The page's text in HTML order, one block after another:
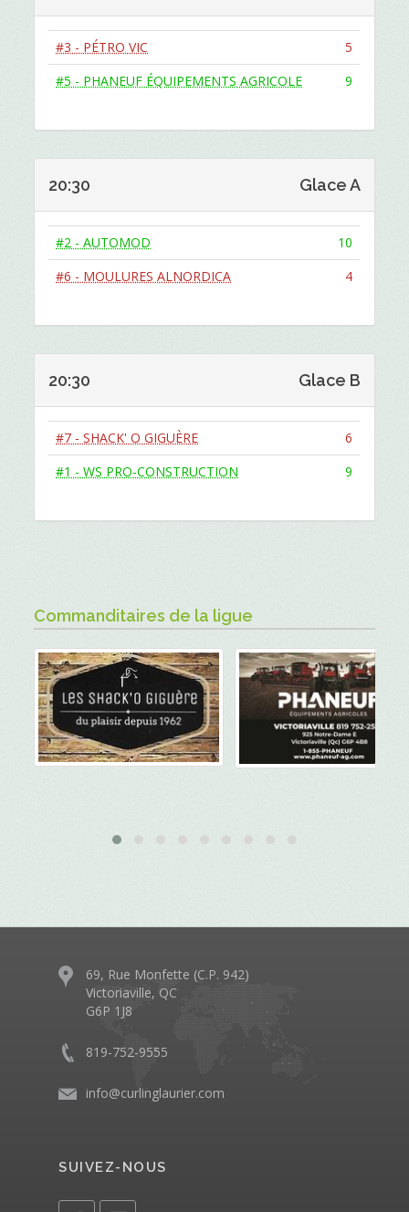
#3 - PÉTRO VIC
5
#5 - PHANEUF ÉQUIPEMENTS AGRICOLE
9
20:30 Glace A
#2 - AUTOMOD
10
#6 - MOULURES ALNORDICA
4
20:30 Glace B
#7 - SHACK' O GIGUÈRE
6
#1 - WS PRO-CONSTRUCTION
9
Commanditaires de la ligue
69, Rue Monfette (C.P. 942)
Victoriaville, QC
G6P 1J8
819-752-9555
info@curlinglaurier.com
SUIVEZ-NOUS